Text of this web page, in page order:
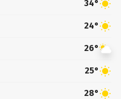
34°
24°
26°
25°
28°